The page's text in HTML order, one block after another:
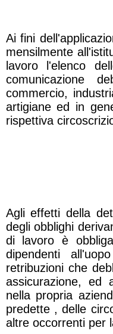
Ai fini
mensilmente
lavoro l'elenco
comunicazione
commercio,
artigiane ed in
rispettiva
Agli effetti della
degli obblighi
di lavoro è
dipendenti
retribuzioni che
assicurazione, ed
nella propria
predette , delle
altre occorrenti per